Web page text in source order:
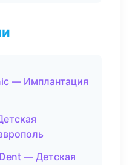
— Имплантация
— Детская